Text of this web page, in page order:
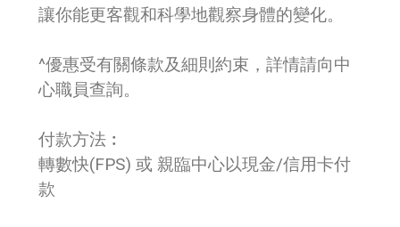
讓你能更客觀和科學地觀察身體的變化。
^優惠受有關條款及細則約束，詳情請向中
心職員查詢。
付款方法︰
轉數快(FPS) 或 親臨中心以現金/信用卡付
款